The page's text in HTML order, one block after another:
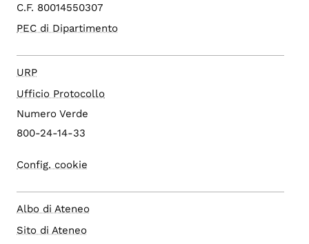
C.F. 80014550307
PEC di Dipartimento
URP
Ufficio Protocollo
Numero Verde
800-24-14-33
Config. cookie
Albo di Ateneo
Sito di Ateneo